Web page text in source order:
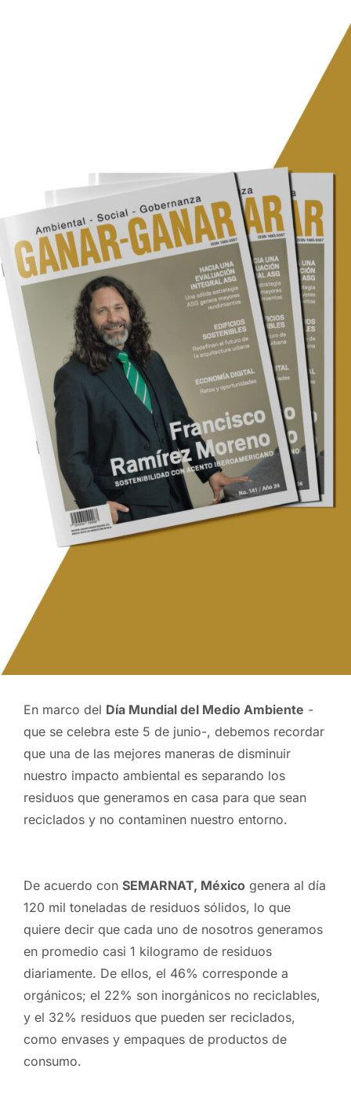
En marco del Día Mundial del Medio Ambiente -
que se celebra este 5 de junio-, debemos recordar
que una de las mejores maneras de disminuir
nuestro impacto ambiental es separando los
residuos que generamos en casa para que sean
reciclados y no contaminen nuestro entorno.
De acuerdo con SEMARNAT, México genera al día
120 mil toneladas de residuos sólidos, lo que
quiere decir que cada uno de nosotros generamos
en promedio casi 1 kilogramo de residuos
diariamente. De ellos, el 46% corresponde a
orgánicos; el 22% son inorgánicos no reciclables,
y el 32% residuos que pueden ser reciclados,
como envases y empaques de productos de
consumo.